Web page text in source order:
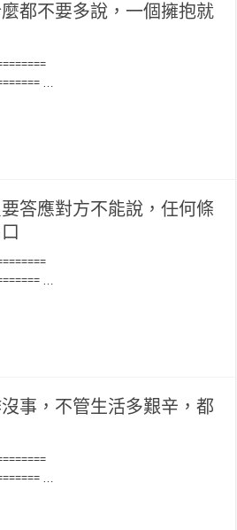
都不要多說，一個擁抱就
…
答應對方不能說，任何條
…
事，不管生活多艱辛，都
…